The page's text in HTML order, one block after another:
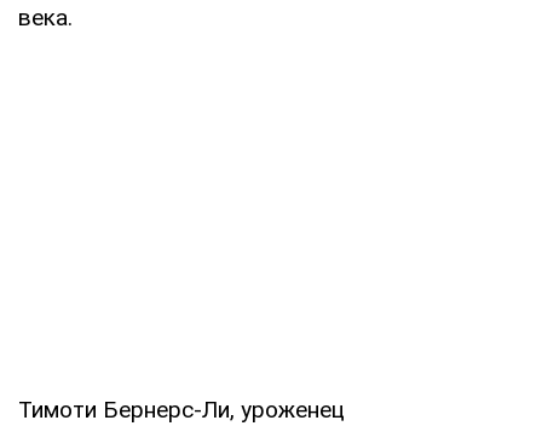
века.
Тимоти Бернерс-Ли, уроженец